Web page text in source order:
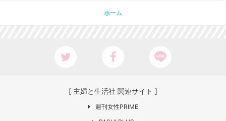
ホーム
[ 主婦と生活社 関連サイト ]
週刊女性PRIME